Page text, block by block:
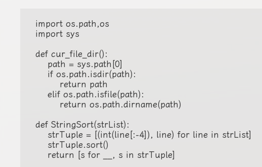
import os.path,os
import sys
def cur_file_dir():
    path = sys.path[0]
    if os.path.isdir(path):
        return path
    elif os.path.isfile(path):
        return os.path.dirname(path)
def StringSort(strList):
    strTuple = [(int(line[:-4]), line) for line in strList]
    strTuple.sort()
    return [s for __, s in strTuple]